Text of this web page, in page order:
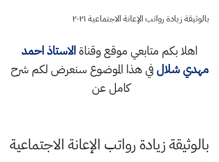
بالوثيقة زيادة رواتب الإعانة الاجتماعية ٢٠٢١
اهلا بكم متابعي موقع وقناةالاستاذ احمد
مهدي شلالفي هذا الموضوع سنعرض لكم شرح
كامل عن
بالوثيقة زيادة رواتب الإعانة الاجتماعية